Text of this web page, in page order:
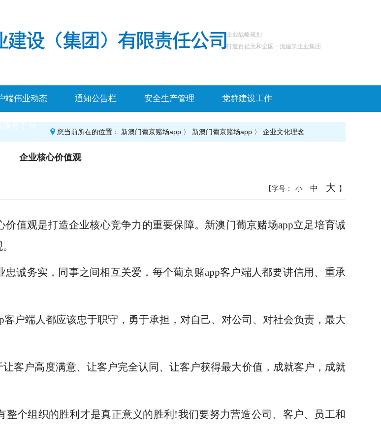
企业战略规划
打造百亿元和全国一流建筑企业集团
端伟业动态 通知公告栏 安全生产管理 党群建设工作
服务平台
您当前所在的位置： 新澳门葡京赌场app 〉 新澳门葡京赌场app 〉 企业文化理念
企业核心价值观
【字号： 小 中 大 】
值观是打造企业核心竞争力的重要保障。新澳门葡京赌场app立足培育诚
诚务实，同事之间相互关爱，每个葡京赌app客户端人都要讲信用、重承
客户端人都应该忠于职守，勇于承担，对自己、对公司、对社会负责，最大
客户高度满意、让客户完全认同、让客户获得最大价值，成就客户，成就
整个组织的胜利才是真正意义的胜利!我们要努力营造公司、客户、员工和